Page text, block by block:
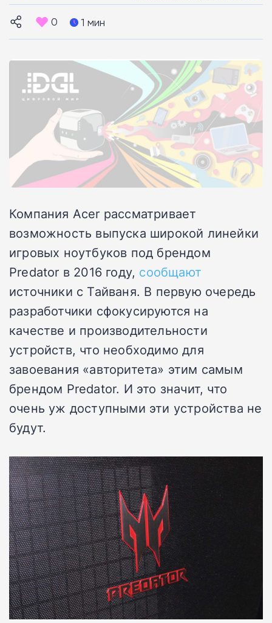
0 1 мин
Компания Acer рассматривает
возможность выпуска широкой линейки
игровых ноутбуков под брендом
Predator в 2016 году, сообщают
источники с Тайваня. В первую очередь
разработчики сфокусируются на
качестве и производительности
устройств, что необходимо для
завоевания «авторитета» этим самым
брендом Predator. И это значит, что
очень уж доступными эти устройства не
будут.